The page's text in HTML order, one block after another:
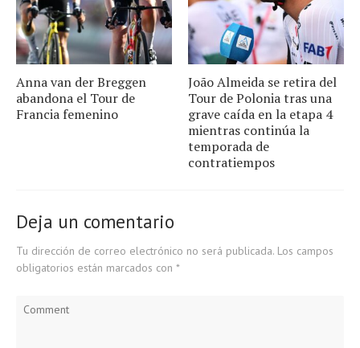
Anna van der Breggen
abandona el Tour de
Francia femenino
João Almeida se retira del
Tour de Polonia tras una
grave caída en la etapa 4
mientras continúa la
temporada de
contratiempos
Deja un comentario
Tu dirección de correo electrónico no será publicada. Los campos
obligatorios están marcados con *